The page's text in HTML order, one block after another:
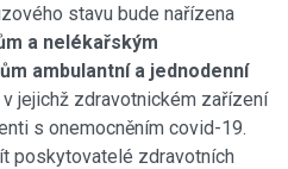
stavu bude nařízena
a nelékařským
ambulantní a jednodenní
v jejichž zdravotnickém zařízení
s onemocněním covid-19.
poskytovatelé zdravotních